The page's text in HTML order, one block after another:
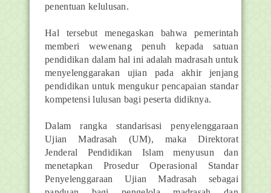
penentuan kelulusan.
Hal tersebut menegaskan bahwa pemerintah
memberi wewenang penuh kepada satuan
pendidikan dalam hal ini adalah madrasah untuk
menyelenggarakan ujian pada akhir jenjang
pendidikan untuk mengukur pencapaian standar
kompetensi lulusan bagi peserta didiknya.
Dalam rangka standarisasi penyelenggaraan
Ujian Madrasah (UM), maka Direktorat
Jenderal Pendidikan Islam menyusun dan
menetapkan Prosedur Operasional Standar
Penyelenggaraan Ujian Madrasah sebagai